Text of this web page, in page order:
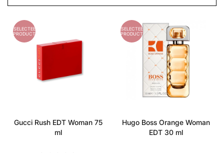
GESELECTEERD
PRODUCT
Gucci Rush EDT Woman 75
ml
GESELECTEERD
PRODUCT
Hugo Boss Orange Woman
EDT 30 ml